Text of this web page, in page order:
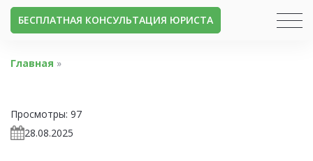
БЕСПЛАТНАЯ КОНСУЛЬТАЦИЯ ЮРИСТА
Главная »
Просмотры: 97
28.08.2025